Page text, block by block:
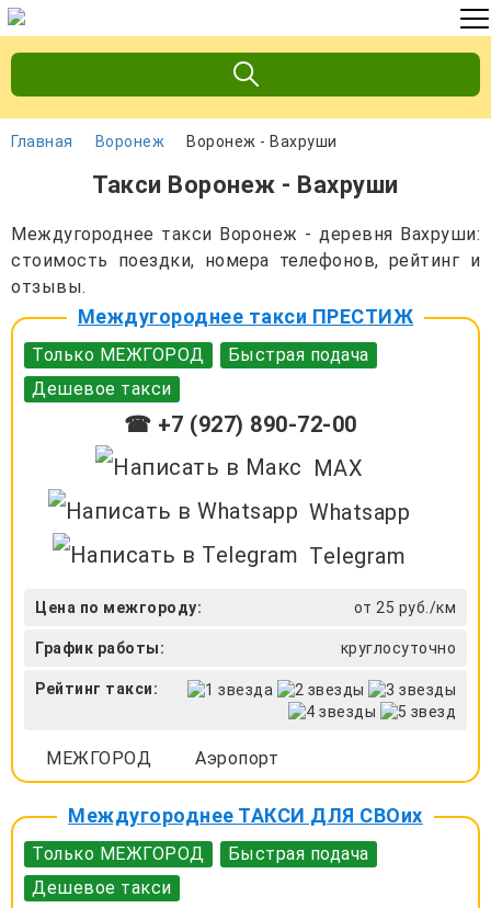
Главная Воронеж Воронеж - Вахруши
Такси Воронеж - Вахруши
Междугороднее такси Воронеж - деревня Вахруши:
стоимость поездки, номера телефонов, рейтинг и
отзывы.
Междугороднее такси ПРЕСТИЖ
Только МЕЖГОРОД
Быстрая подача
Дешевое такси
☎ +7 (927) 890-72-00
MAX
Whatsapp
Telegram
Цена по межгороду: от 25 руб./км
График работы: круглосуточно
Рейтинг такси:
МЕЖГОРОД Аэропорт
Междугороднее ТАКСИ ДЛЯ СВОих
Только МЕЖГОРОД
Быстрая подача
Дешевое такси